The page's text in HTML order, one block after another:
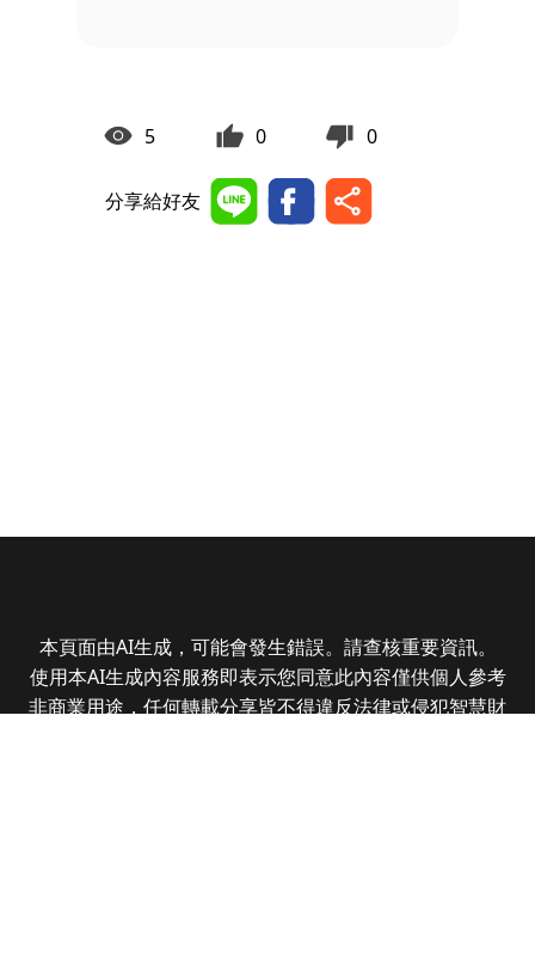
5 0 0
分享給好友
本頁面由AI生成，可能會發生錯誤。請查核重要資訊。
使用本AI生成內容服務即表示您同意此內容僅供個人參考
非商業用途，任何轉載分享皆不得違反法律或侵犯智慧財